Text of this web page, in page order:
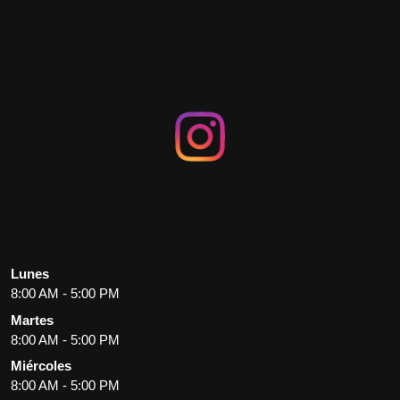
Lunes
8:00 AM - 5:00 PM
Martes
8:00 AM - 5:00 PM
Miércoles
8:00 AM - 5:00 PM